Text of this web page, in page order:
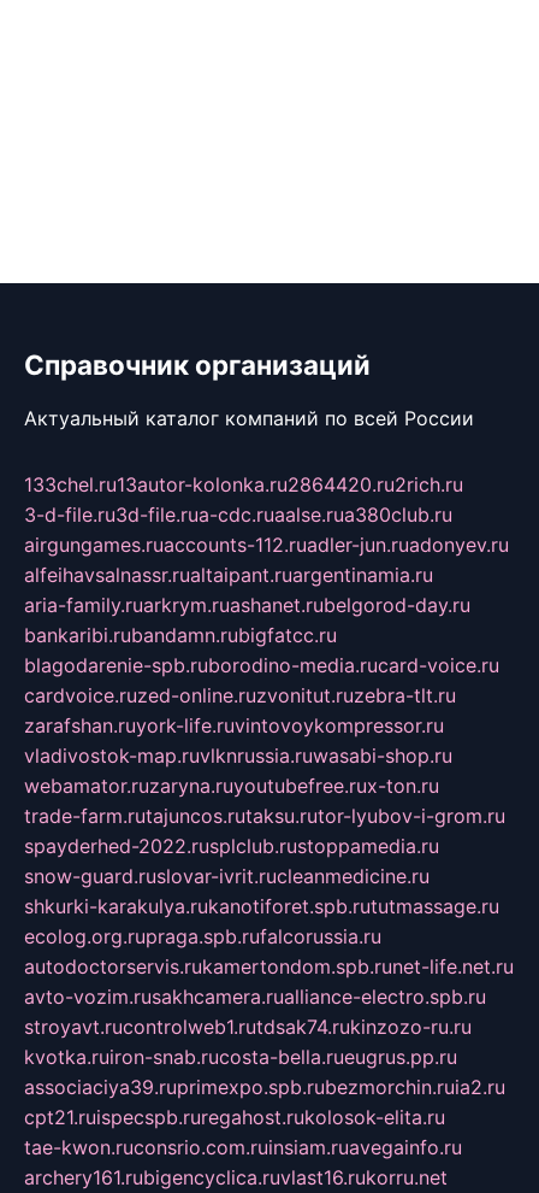
Справочник организаций
Актуальный каталог компаний по всей России
133chel.ru13autor-kolonka.ru2864420.ru2rich.ru
3-d-file.ru3d-file.rua-cdc.ruaalse.rua380club.ru
airgungames.ruaccounts-112.ruadler-jun.ruadonyev.ru
alfeihavsalnassr.rualtaipant.ruargentinamia.ru
aria-family.ruarkrym.ruashanet.rubelgorod-day.ru
bankaribi.rubandamn.rubigfatcc.ru
blagodarenie-spb.ruborodino-media.rucard-voice.ru
cardvoice.ruzed-online.ruzvonitut.ruzebra-tlt.ru
zarafshan.ruyork-life.ruvintovoykompressor.ru
vladivostok-map.ruvlknrussia.ruwasabi-shop.ru
webamator.ruzaryna.ruyoutubefree.rux-ton.ru
trade-farm.rutajuncos.rutaksu.rutor-lyubov-i-grom.ru
spayderhed-2022.rusplclub.rustoppamedia.ru
snow-guard.ruslovar-ivrit.rucleanmedicine.ru
shkurki-karakulya.rukanotiforet.spb.rututmassage.ru
ecolog.org.rupraga.spb.rufalcorussia.ru
autodoctorservis.rukamertondom.spb.runet-life.net.ru
avto-vozim.rusakhcamera.rualliance-electro.spb.ru
stroyavt.rucontrolweb1.rutdsak74.rukinzozo-ru.ru
kvotka.ruiron-snab.rucosta-bella.rueugrus.pp.ru
associaciya39.ruprimexpo.spb.rubezmorchin.ruia2.ru
cpt21.ruispecspb.ruregahost.rukolosok-elita.ru
tae-kwon.ruconsrio.com.ruinsiam.ruavegainfo.ru
archery161.rubigencyclica.ruvlast16.rukorru.net